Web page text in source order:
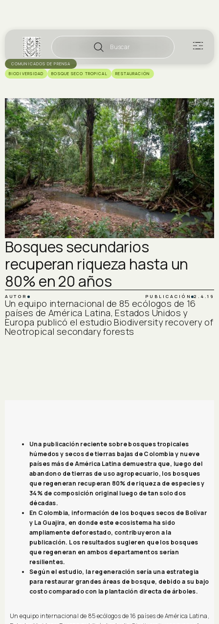
Buscar
COMUNICADOS DE PRENSA
BIODIVERSIDAD
BOSQUE SECO TROPICAL RESTAURACIÓN
Bosques secundarios
recuperan riqueza hasta un
80% en 20 años
AUTOR PUBLICACIÓN 2.4.19
Un equipo internacional de 85 ecólogos de 16
países de América Latina, Estados Unidos y
Europa publicó el estudio Biodiversity recovery of
Neotropical secondary forests
Una publicación reciente sobre bosques tropicales
húmedos y secos de tierras bajas de Colombia y nueve
países más de América Latina demuestra que, luego del
abandono de tierras de uso agropecuario, los bosques
que regeneran recuperan 80% de riqueza de especies y
34% de composición original luego de tan solo dos
décadas.
En Colombia, información de los boques secos de Bolívar
y La Guajira, en donde este ecosistema ha sido
ampliamente deforestado, contribuyeron a la
publicación. Los resultados sugieren que los bosques
que regeneran en ambos departamentos serían
resilientes.
Según el estudio, la regeneración sería una estrategia
para restaurar grandes áreas de bosque, debido a su bajo
costo comparado con la plantación directa de árboles.
Un equipo internacional de 85 ecólogos de 16 países de América Latina,